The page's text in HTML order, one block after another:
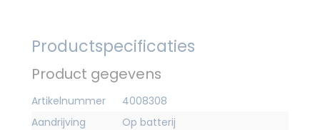
Productspecificaties
Product gegevens
Artikelnummer
4008308
Aandrijving
Op batterij